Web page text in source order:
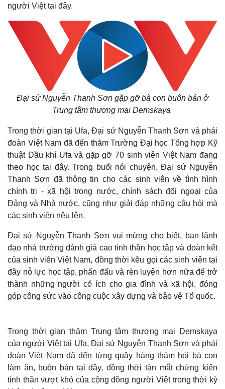
Thế giới
Quan sát
Cuộc sống đó đây
Hồ sơ
Multimedia
Video
Ảnh
E-Magazine
Infographic
người Việt tại đây.
Đại sứ Nguyễn Thanh Sơn gặp gỡ bà con buôn bán ở
Trung tâm thương mại Demskaya
Trong thời gian tại Ufa, Đại sứ Nguyễn Thanh Sơn và phái
đoàn Việt Nam đã đến thăm Trường Đại học Tổng hợp Kỹ
thuật Dầu khí Ufa và gặp gỡ 70 sinh viên Việt Nam đang
theo học tại đây. Trong buổi nói chuyện, Đại sứ Nguyễn
Thanh Sơn đã thông tin cho các sinh viên về tình hình
chính trị - xã hội trong nước, chính sách đối ngoại của
Đảng và Nhà nước, cũng như giải đáp những câu hỏi mà
các sinh viên nêu lên.
Đại sứ Nguyễn Thanh Sơn vui mừng cho biết, ban lãnh
đạo nhà trường đánh giá cao tinh thần học tập và đoàn kết
của sinh viên Việt Nam, đồng thời kêu gọi các sinh viên tại
đây nỗ lực học tập, phấn đấu và rèn luyện hơn nữa để trở
thành những người có ích cho gia đình và xã hội, đóng
góp công sức vào công cuộc xây dựng và bảo vệ Tổ quốc.
Trong thời gian thăm Trung tâm thương mại Demskaya
của người Việt tại Ufa, Đại sứ Nguyễn Thanh Sơn và phái
đoàn Việt Nam đã đến từng quầy hàng thăm hỏi bà con
làm ăn, buôn bán tại đây, đồng thời tận mắt chứng kiến
tinh thần vượt khó của cộng đồng người Việt trong thời kỳ